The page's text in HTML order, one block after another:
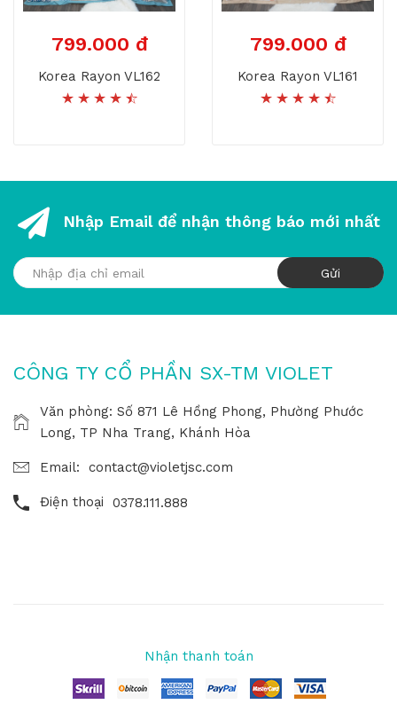
799.000 đ
Korea Rayon VL162
799.000 đ
Korea Rayon VL161
Nhập Email để nhận thông báo mới nhất
CÔNG TY CỔ PHẦN SX-TM VIOLET
Văn phòng: Số 871 Lê Hồng Phong, Phường Phước
Long, TP Nha Trang, Khánh Hòa
Email: contact@violetjsc.com
Điện thoại 0378.111.888
Nhận thanh toán